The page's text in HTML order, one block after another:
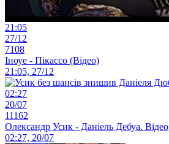
21:05
27/12
7108
Іноуе - Пікассо (Відео)
21:05, 27/12
02:27
20/07
11162
Олександр Усик - Даніель Дебуа. Відео
02:27, 20/07